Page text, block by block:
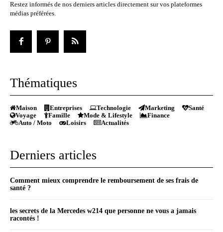
Restez informés de nos derniers articles directement sur vos plateformes
médias préférées.
Thématiques
Maison Entreprises Technologie Marketing
Santé
Voyage
Famille Mode & Lifestyle
Finance
Auto / Moto
Loisirs Actualités
Derniers articles
Comment mieux comprendre le remboursement de ses frais de
santé ?
les secrets de la Mercedes w214 que personne ne vous a jamais
racontés !